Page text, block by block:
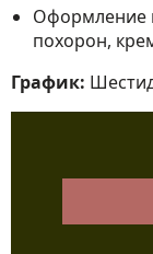
Оформление
похорон,
График: